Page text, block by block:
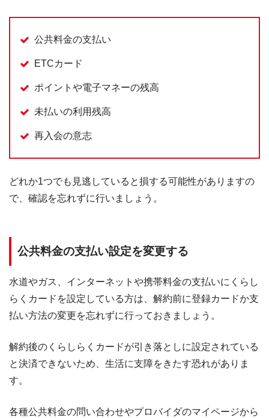
公共料金の支払い
ETCカード
ポイントや電子マネーの残高
未払いの利用残高
再入会の意志
どれか1つでも見逃していると損する可能性がありますの
で、確認を忘れずに行いましょう。
公共料金の支払い設定を変更する
水道やガス、インターネットや携帯料金の支払いにくらし
らくカードを設定している方は、解約前に登録カードか支
払い方法の変更を忘れずに行っておきましょう。
解約後のくらしらくカードが引き落としに設定されている
と決済できないため、生活に支障をきたす恐れがありま
す。
各種公共料金の問い合わせやプロバイダのマイページから